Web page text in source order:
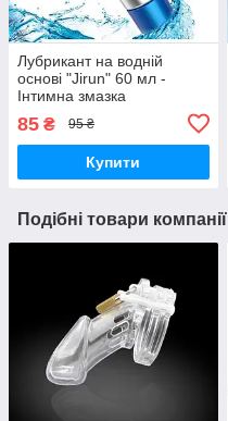
Лубрикант на водній
основі "Jirun" 60 мл -
Інтимна змазка
85 ₴ 95 ₴
Купити
Подібні товари компанії